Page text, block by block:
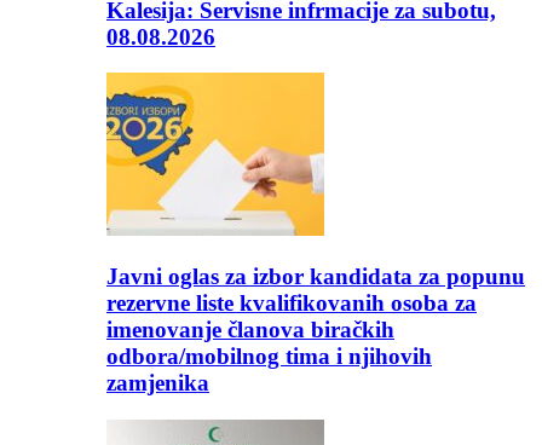
Kalesija: Servisne infrmacije za subotu,
08.08.2026
Javni oglas za izbor kandidata za popunu
rezervne liste kvalifikovanih osoba za
imenovanje članova biračkih
odbora/mobilnog tima i njihovih
zamjenika